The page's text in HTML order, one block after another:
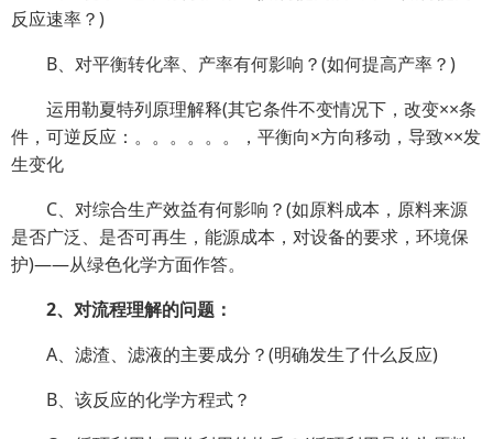
反应速率？)
B、对平衡转化率、产率有何影响？(如何提高产率？)
运用勒夏特列原理解释(其它条件不变情况下，改变××条
件，可逆反应：。。。。。。，平衡向×方向移动，导致××发
生变化
C、对综合生产效益有何影响？(如原料成本，原料来源
是否广泛、是否可再生，能源成本，对设备的要求，环境保
护)——从绿色化学方面作答。
2、对流程理解的问题：
A、滤渣、滤液的主要成分？(明确发生了什么反应)
B、该反应的化学方程式？